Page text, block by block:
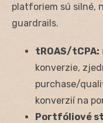
platforiem sú silné,
guardrails.
tROAS/tCPA:
konverzie,
purchase/
konverzií na
Portfóliové